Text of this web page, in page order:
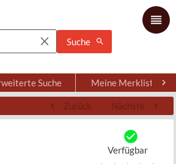
Suche
Suche Meine Merkliste
Zurück Nächste
Verfügbar